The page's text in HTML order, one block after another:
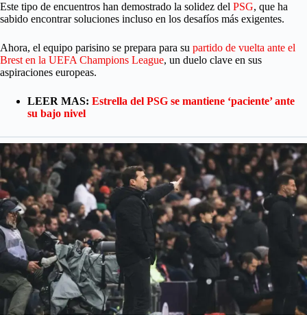
Este tipo de encuentros han demostrado la solidez del PSG, que ha
sabido encontrar soluciones incluso en los desafíos más exigentes.
Ahora, el equipo parisino se prepara para su partido de vuelta ante el
Brest en la UEFA Champions League, un duelo clave en sus
aspiraciones europeas.
LEER MAS: Estrella del PSG se mantiene ‘paciente’ ante
su bajo nivel